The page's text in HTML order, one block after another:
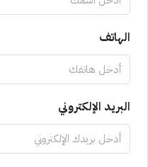
الهاتف
البريد الإلكتروني